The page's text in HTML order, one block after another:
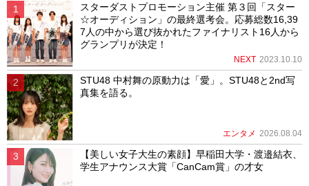
スターダストプロモーション主催 第３回「スター
☆オーディション」の最終選考会。応募総数16,39
7人の中から選び抜かれたファイナリスト16人から
グランプリが決定！
NEXT 2023.10.10
STU48 中村舞の原動力は「愛」。STU48と2nd写
真集を語る。
エンタメ 2026.08.04
【美しい女子大生の素顔】早稲田大学・渡邉結衣、
学生アナウンス大賞「CanCam賞」の才女